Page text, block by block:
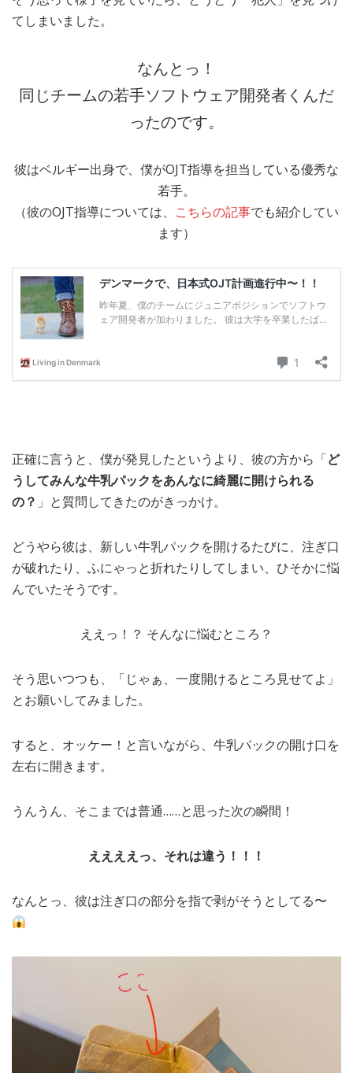
てしまいました。
なんとっ！
同じチームの若手ソフトウェア開発者くんだ
ったのです。
彼はベルギー出身で、僕がOJT指導を担当している優秀な
若手。
（彼のOJT指導については、 こちらの記事でも紹介してい
ます）
正確に言うと、僕が発見したというより、彼の方から「ど
うしてみんな牛乳パックをあんなに綺麗に開けられる
の？ 」と質問してきたのがきっかけ。
どうやら彼は、新しい牛乳パックを開けるたびに、注ぎ口
が破れたり、ふにゃっと折れたりしてしまい、ひそかに悩
んでいたそうです。
ええっ！？ そんなに悩むところ？
そう思いつつも、「じゃぁ、一度開けるところ見せてよ」
とお願いしてみました。
すると、オッケー！と言いながら、牛乳パックの開け口を
左右に開きます。
うんうん、そこまでは普通……と思った次の瞬間！
ええええっ、それは違う！！！
なんとっ、彼は注ぎ口の部分を指で剥がそうとしてる〜